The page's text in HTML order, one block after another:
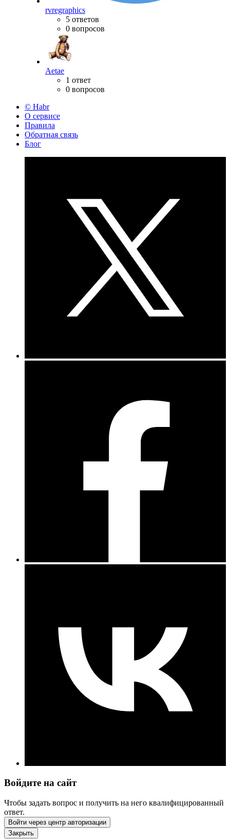
rvregraphics
5 ответов
0 вопросов
Aetae
1 ответ
0 вопросов
© Habr
О сервисе
Правила
Обратная связь
Блог
Войдите на сайт
Чтобы задать вопрос и получить на него квалифицированный
ответ.
Войти через центр авторизации
Закрыть